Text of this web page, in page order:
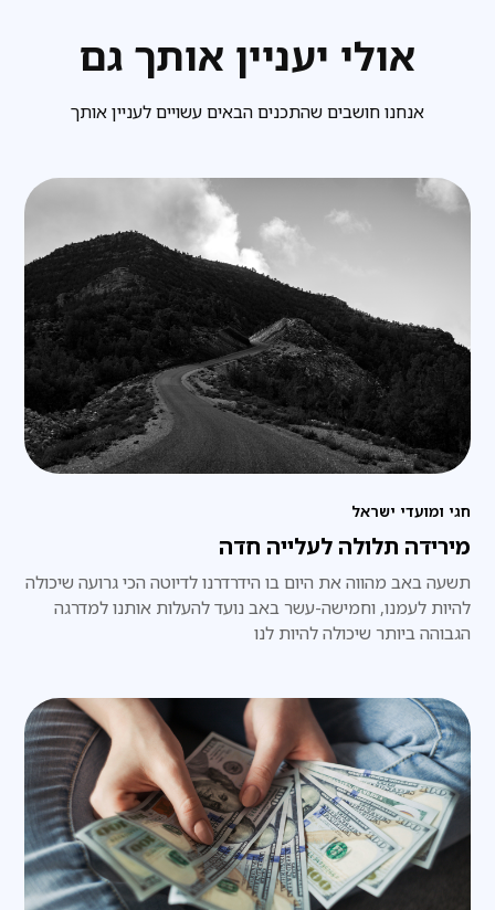
אולי יעניין אותך גם
אנחנו חושבים שהתכנים הבאים עשויים לעניין אותך
חגי ומועדי ישראל
מירידה תלולה לעלייה חדה
תשעה באב מהווה את היום בו הידרדרנו לדיוטה הכי גרועה שיכולה
להיות לעמנו, וחמישה-עשר באב נועד להעלות אותנו למדרגה
הגבוהה ביותר שיכולה להיות לנו